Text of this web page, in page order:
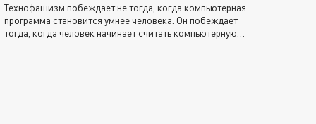
Технофашизм побеждает не тогда, когда компьютерная
программа становится умнее человека. Он побеждает
тогда, когда человек начинает считать компьютерную